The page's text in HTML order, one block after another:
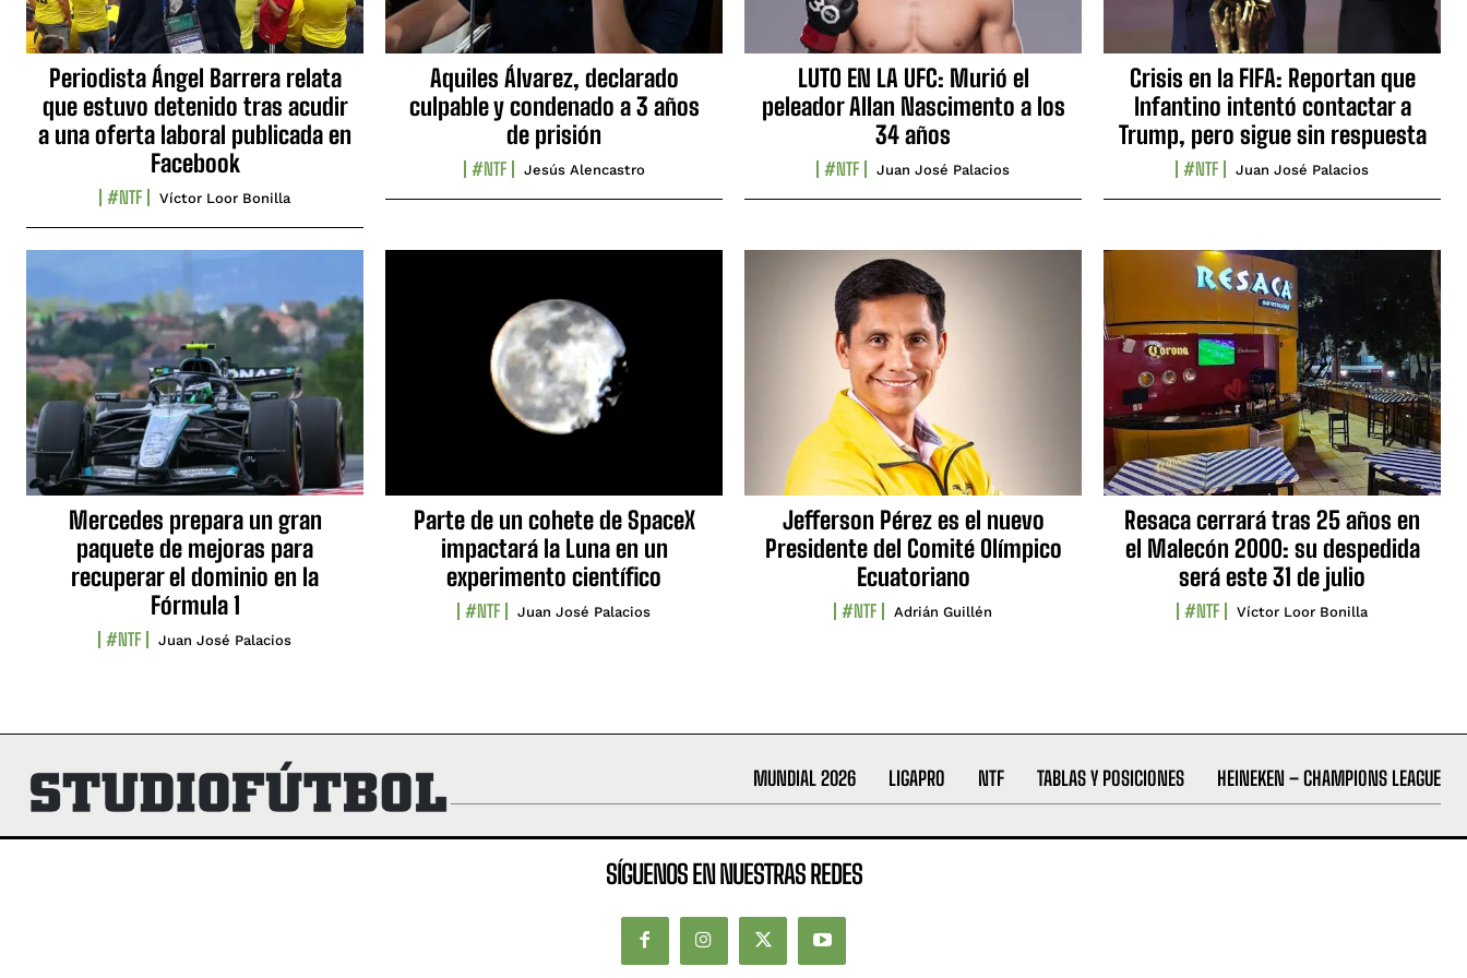
Periodista Ángel Barrera relata
que estuvo detenido tras acudir
a una oferta laboral publicada en
Facebook
#NTF Víctor Loor Bonilla
Aquiles Álvarez, declarado
culpable y condenado a 3 años
de prisión
#NTF Jesús Alencastro
LUTO EN LA UFC: Murió el
peleador Allan Nascimento a los
34 años
#NTF Juan José Palacios
Crisis en la FIFA: Reportan que
Infantino intentó contactar a
Trump, pero sigue sin respuesta
#NTF Juan José Palacios
Mercedes prepara un gran
paquete de mejoras para
recuperar el dominio en la
Fórmula 1
#NTF Juan José Palacios
Parte de un cohete de SpaceX
impactará la Luna en un
experimento científico
#NTF Juan José Palacios
Jefferson Pérez es el nuevo
Presidente del Comité Olímpico
Ecuatoriano
#NTF Adrián Guillén
Resaca cerrará tras 25 años en
el Malecón 2000: su despedida
será este 31 de julio
#NTF Víctor Loor Bonilla
MUNDIAL 2026 LIGAPRO NTF TABLAS Y POSICIONES HEINEKEN – CHAMPIONS LEAGUE
SÍGUENOS EN NUESTRAS REDES